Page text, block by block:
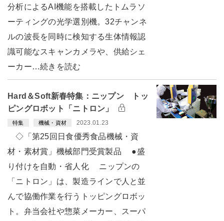
分析によるAI機能を搭載したトムラソ
ーティングの光学選別機。32チャンネ
ルの波長を同時に検知する生体情報認
識可能なスキャンカメラや、供給シェ
ーカー…続きを読む
Hard＆Soft新春特集：ニップン トッ
ピングロボット「ニトロン」
特集 機械・資材 2023.01.23
◇「第25回日食優秀食品機械・資
材・素材賞」機械部門受賞製品 ●盛
り付けを自動・省人化 ニップンの
「ニトロン」は、製造ラインで人と並
んで協働作業を行うトッピングロボッ
ト。弁当会社や惣菜メーカー、スーパ